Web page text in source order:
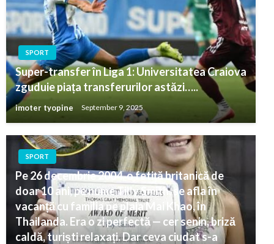
SPORT
Super-transfer în Liga 1: Universitatea Craiova
zguduie piața transferurilor astăzi…..
imoter tyopine September 9, 2025
SPORT
Pe 26 decembrie 2004, o fetiță britanică de
doar 10 ani, pe nume Tilly Smith, se afla în
vacanță cu familia pe plaja Mai Khao, în
Thailanda. Era o zi perfectă — cer senin, briză
caldă, turiști relaxați. Dar ceva ciudat s-a